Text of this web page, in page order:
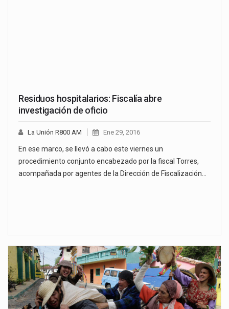
Residuos hospitalarios: Fiscalía abre
investigación de oficio
La Unión R800 AM Ene 29, 2016
En ese marco, se llevó a cabo este viernes un
procedimiento conjunto encabezado por la fiscal Torres,
acompañada por agentes de la Dirección de Fiscalización…